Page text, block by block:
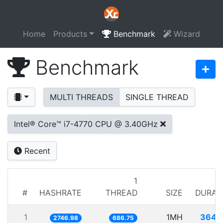
Home Products Benchmark Wizard
Benchmark
MULTI THREADS SINGLE THREAD
Intel® Core™ i7-4770 CPU @ 3.40GHz
Recent
# HASHRATE
1
THREAD
SIZE
1 2746.98 686.75 1MH